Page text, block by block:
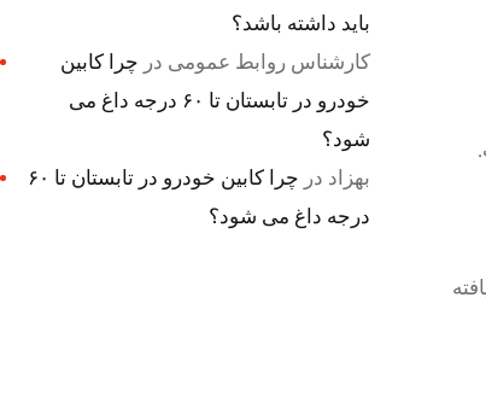
باید داشته باشد؟
کارشناس روابط عمومی در چرا کابین
خودرو در تابستان تا ۶۰ درجه داغ می
شود؟
بهزاد در
چرا کابین خودرو در تابستان تا ۶۰
درجه داغ می شود؟